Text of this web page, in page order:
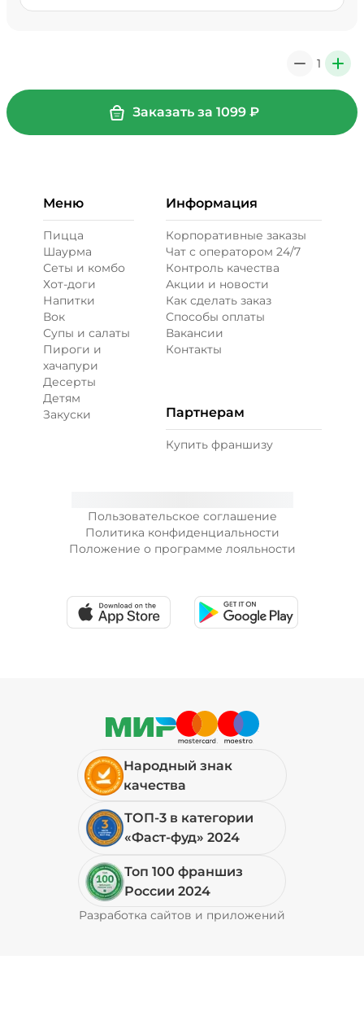
1 +
Заказать за 1099₽
Пользовательское соглашение
Политика конфиденциальности
Положение о программе лояльности
Меню
Пицца
Шаурма
Сеты и комбо
Хот-доги
Напитки
Вок
Супы и салаты
Пироги и
хачапури
Десерты
Детям
Закуски
Информация
Корпоративные заказы
Чат с оператором 24/7
Контроль качества
Акции и новости
Как сделать заказ
Способы оплаты
Вакансии
Контакты
Партнерам
Купить франшизу
Народный знак
качества
ТОП-3 в категории
«Фаст-фуд» 2024
Топ 100 франшиз
России 2024
Разработка сайтов и приложений
Pyrobyte